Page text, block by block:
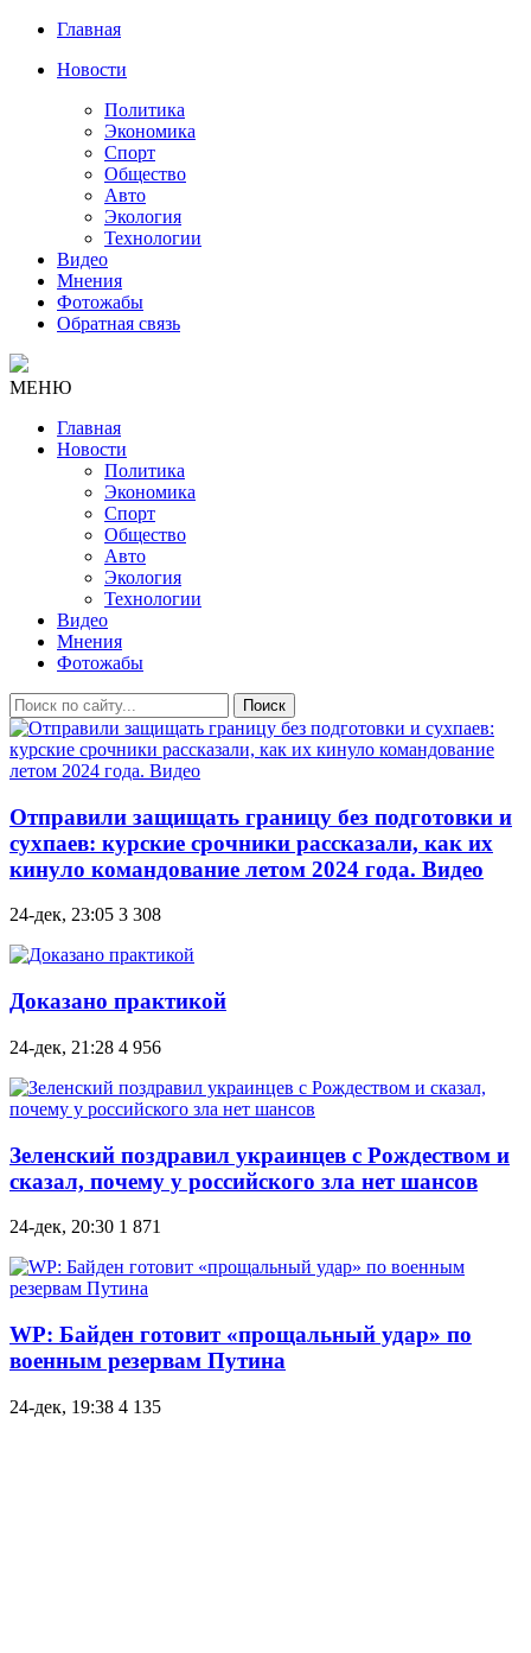
Главная
Новости
Политика
Экономика
Спорт
Общество
Авто
Экология
Технологии
Видео
Мнения
Фотожабы
Обратная связь
МЕНЮ
Главная
Новости
Политика
Экономика
Спорт
Общество
Авто
Экология
Технологии
Видео
Мнения
Фотожабы
Поиск
Отправили защищать границу без подготовки и
сухпаев: курские срочники рассказали, как их
кинуло командование летом 2024 года. Видео
24-дек, 23:05 3 308
Доказано практикой
24-дек, 21:28 4 956
Зеленский поздравил украинцев с Рождеством и
сказал, почему у российского зла нет шансов
24-дек, 20:30 1 871
WP: Байден готовит «прощальный удар» по
военным резервам Путина
24-дек, 19:38 4 135